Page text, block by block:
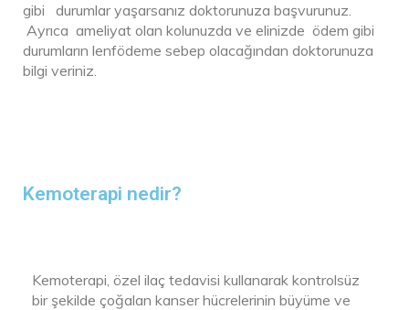
gibi durumlar yaşarsanız doktorunuza başvurunuz.
Ayrıca ameliyat olan kolunuzda ve elinizde ödem gibi
durumların lenfödeme sebep olacağından doktorunuza
bilgi veriniz.
Kemoterapi nedir?
Kemoterapi, özel ilaç tedavisi kullanarak kontrolsüz
bir şekilde çoğalan kanser hücrelerinin büyüme ve